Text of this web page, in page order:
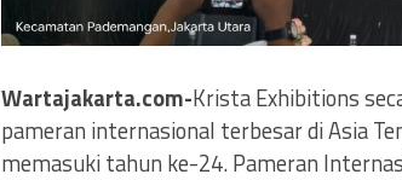
Wartajakarta.com-Krista Exhibitions
pameran internasional terbesar di Asia
memasuki tahun ke-24. Pameran